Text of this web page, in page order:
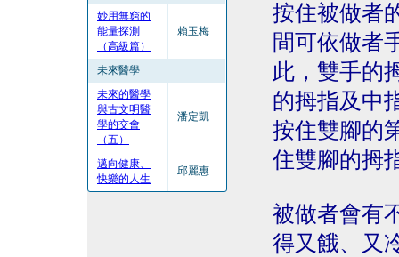
妙用無窮的
能量探測
（高級篇）
賴玉梅
未來醫學
未來的醫學
與古文明醫
學的交會
（五）
潘定凱
邁向健康、
快樂的人生
邱麗惠
按住被做者
間可依做者
此，雙手的
的拇指及中
按住雙腳的
住雙腳的拇
被做者會有
得又餓、又